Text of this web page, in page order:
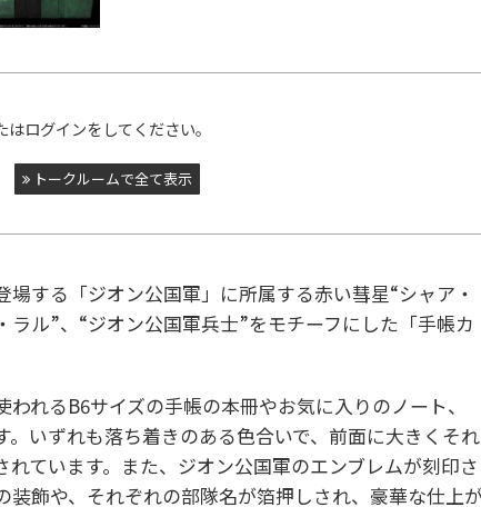
ログインをしてください。
トークルームで全て表示
する「ジオン公国軍」に所属する赤い彗星“シャア・
ラル”、“ジオン公国軍兵士”をモチーフにした「手帳カ
れるB6サイズの手帳の本冊やお気に入りのノート、
。いずれも落ち着きのある色合いで、前面に大きくそれ
ています。また、ジオン公国軍のエンブレムが刻印さ
装飾や、それぞれの部隊名が箔押しされ、豪華な仕上